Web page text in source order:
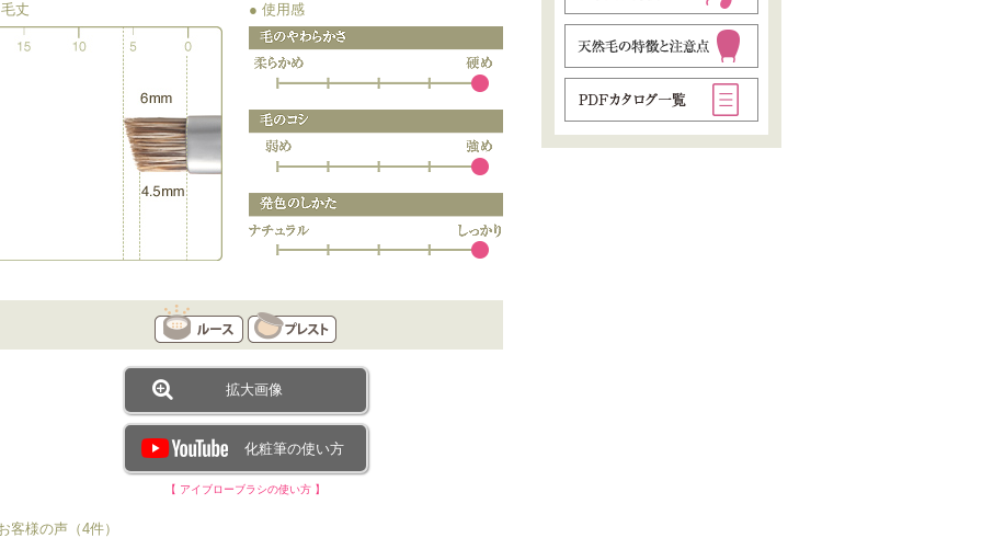
丈 ● 使用感
拡大画像
化粧筆の使い方
【 アイブローブラシの使い方 】
客様の声（4件）